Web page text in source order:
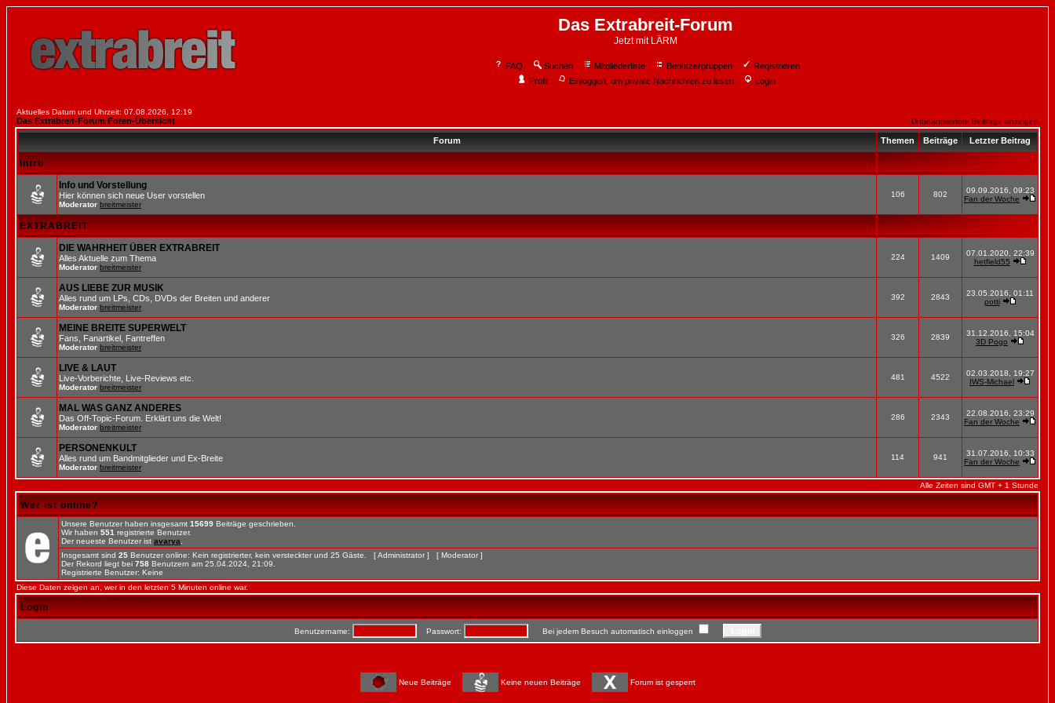
Das Extrabreit-Forum
Jetzt mit LÄRM
FAQ Suchen Mitgliederliste Benutzergruppen
Registrieren
Profil
Einloggen, um private Nachrichten zu lesen Login
Aktuelles Datum und Uhrzeit: 07.08.2026, 12:19
Das Extrabreit-Forum Foren-Übersicht Unbeantwortete Beiträge anzeigen
Forum Themen Beiträge Letzter Beitrag
Intro
Info und Vorstellung
Hier können sich neue User vorstellen
Moderator breitmeister
106 802
09.09.2016, 09:23
Fan der Woche
EXTRABREIT
DIE WAHRHEIT ÜBER EXTRABREIT
Alles Aktuelle zum Thema
Moderator breitmeister
224 1409
07.01.2020, 22:39
hetfield55
AUS LIEBE ZUR MUSIK
Alles rund um LPs, CDs, DVDs der Breiten und anderer
Moderator breitmeister
392 2843
23.05.2016, 01:11
potti
MEINE BREITE SUPERWELT
Fans, Fanartikel, Fantreffen
Moderator breitmeister
326 2839
31.12.2016, 15:04
3D Pogo
LIVE & LAUT
Live-Vorberichte, Live-Reviews etc.
Moderator breitmeister
481 4522
02.03.2018, 19:27
IWS-Michael
MAL WAS GANZ ANDERES
Das Off-Topic-Forum. Erklärt uns die Welt!
Moderator breitmeister
286 2343
22.08.2016, 23:29
Fan der Woche
PERSONENKULT
Alles rund um Bandmitglieder und Ex-Breite
Moderator breitmeister
114 941
31.07.2016, 10:33
Fan der Woche
Alle Zeiten sind GMT + 1 Stunde
Wer ist online?
Unsere Benutzer haben insgesamt 15699 Beiträge geschrieben.
Wir haben 551 registrierte Benutzer.
Der neueste Benutzer ist avarya
Insgesamt sind 25 Benutzer online: Kein registrierter, kein versteckter und 25 Gäste. [Administrator ] [ Moderator ]
Der Rekord liegt bei 758 Benutzern am 25.04.2024, 21:09.
Registrierte Benutzer: Keine
Diese Daten zeigen an, wer in den letzten 5 Minuten online war.
Login
Benutzername: Passwort: Bei jedem Besuch automatisch einloggen
Neue Beiträge Keine neuen Beiträge Forum ist gesperrt